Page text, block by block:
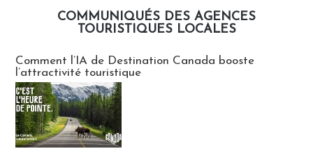
COMMUNIQUÉS DES AGENCES
TOURISTIQUES LOCALES
Comment l’IA de Destination Canada booste
l’attractivité touristique